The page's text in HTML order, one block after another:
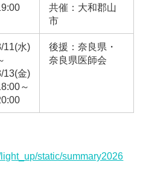
共催：大和郡山
市
11(水)
13(金)
～
後援：奈良県・
奈良県医師会
static/summary2026